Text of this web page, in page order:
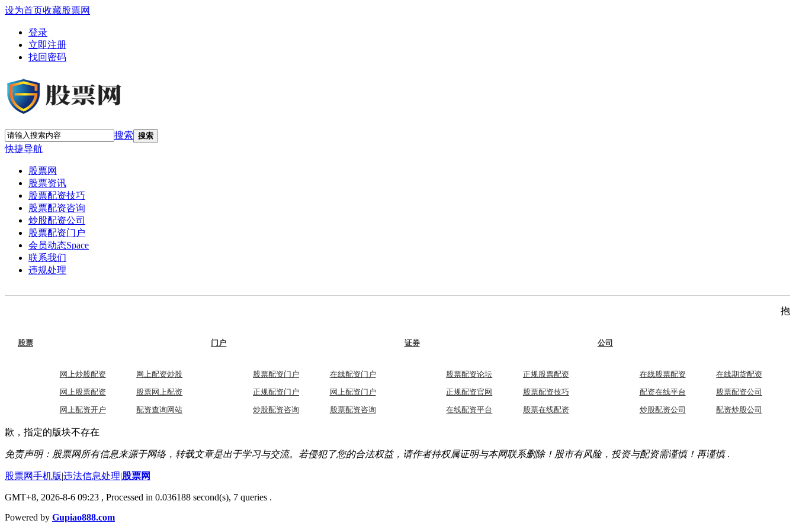
设为首页收藏股票网
登录
立即注册
找回密码
搜索 搜索
快捷导航
股票网
股票资讯
股票配资技巧
股票配资咨询
炒股配资公司
股票配资门户
会员动态Space
联系我们
违规处理
股票
网上炒股配资
网上配资炒股
网上股票配资
股票网上配资
网上配资开户
配资查询网站
门户
股票配资门户
在线配资门户
正规配资门户
网上配资门户
炒股配资咨询
股票配资咨询
证券
股票配资论坛
正规股票配资
正规配资官网
股票配资技巧
在线配资平台
股票在线配资
公司
在线股票配资
在线期货配资
配资在线平台
股票配资公司
炒股配资公司
配资炒股公司
抱
歉，指定的版块不存在
免责声明：股票网所有信息来源于网络，转载文章是出于学习与交流。若侵犯了您的合法权益，请作者持权属证明与本网联系删除！股市有风险，投资与配资需谨慎！再谨慎 .
股票网手机版|违法信息处理|股票网
GMT+8, 2026-8-6 09:23 , Processed in 0.036188 second(s), 7 queries .
Powered by Gupiao888.com